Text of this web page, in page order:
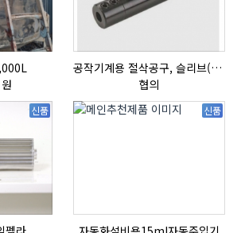
공작기계용 절삭공구, 슬리브(SLEEVE)
협의
신품 신품